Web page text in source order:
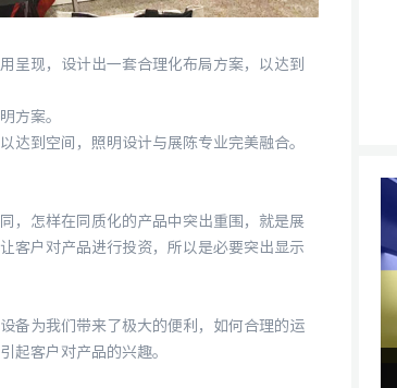
现，设计出一套合理化布局方案，以达到
方案。
到空间，照明设计与展陈专业完美融合。
怎样在同质化的产品中突出重围，就是展
客户对产品进行投资，所以是必要突出显示
为我们带来了极大的便利，如何合理的运
起客户对产品的兴趣。